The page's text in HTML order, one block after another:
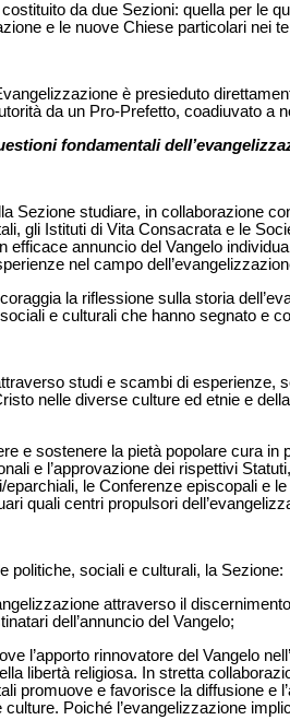
da due Sezioni: quella per le
e le nuove Chiese particolari nei
è presieduto
da un Pro-Prefetto, coadiuvato a
fondamentali
Sezione studiare, in collaborazione
gli Istituti di Vita Consacrata e le
efficace annuncio del Vangelo
nel campo
la riflessione sulla storia
e culturali che hanno segnato e
studi e scambi di esperienze,
nelle diverse culture ed etnie e
e sostenere la pietà popolare cura in
e l’approvazione dei rispettivi
eparchiali, le Conferenze episcopali e
quali centri propulsori
politiche, sociali e culturali, la Sezione:
attraverso il
dell’annuncio del Vangelo;
l’apporto rinnovatore del Vangelo
libertà religiosa. In stretta
promuove e favorisce la diffusione e
culture. Poiché l’evangelizzazione